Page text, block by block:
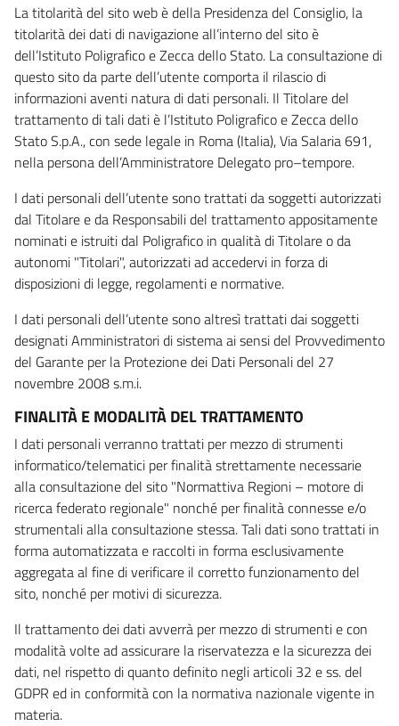
La titolarità del sito web è della Presidenza del Consiglio, la
titolarità dei dati di navigazione all’interno del sito è
dell’Istituto Poligrafico e Zecca dello Stato. La consultazione di
questo sito da parte dell’utente comporta il rilascio di
informazioni aventi natura di dati personali. Il Titolare del
trattamento di tali dati è l’Istituto Poligrafico e Zecca dello
Stato S.p.A., con sede legale in Roma (Italia), Via Salaria 691,
nella persona dell’Amministratore Delegato pro–tempore.
I dati personali dell’utente sono trattati da soggetti autorizzati
dal Titolare e da Responsabili del trattamento appositamente
nominati e istruiti dal Poligrafico in qualità di Titolare o da
autonomi "Titolari", autorizzati ad accedervi in forza di
disposizioni di legge, regolamenti e normative.
I dati personali dell’utente sono altresì trattati dai soggetti
designati Amministratori di sistema ai sensi del Provvedimento
del Garante per la Protezione dei Dati Personali del 27
novembre 2008 s.m.i.
FINALITÀ E MODALITÀ DEL TRATTAMENTO
I dati personali verranno trattati per mezzo di strumenti
informatico/telematici per finalità strettamente necessarie
alla consultazione del sito "Normattiva Regioni – motore di
ricerca federato regionale" nonché per finalità connesse e/o
strumentali alla consultazione stessa. Tali dati sono trattati in
forma automatizzata e raccolti in forma esclusivamente
aggregata al fine di verificare il corretto funzionamento del
sito, nonché per motivi di sicurezza.
Il trattamento dei dati avverrà per mezzo di strumenti e con
modalità volte ad assicurare la riservatezza e la sicurezza dei
dati, nel rispetto di quanto definito negli articoli 32 e ss. del
GDPR ed in conformità con la normativa nazionale vigente in
materia.